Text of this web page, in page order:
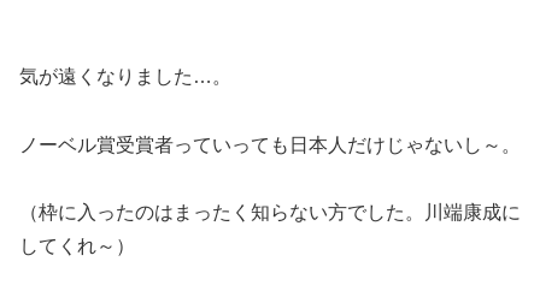
気が遠くなりました…。
ノーベル賞受賞者っていっても日本人だけじゃないし～。
（枠に入ったのはまったく知らない方でした。川端康成に
してくれ～）